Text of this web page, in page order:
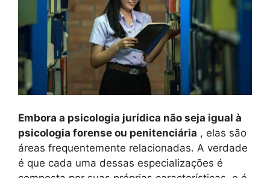
Embora a psicologia jurídica não seja igual à
psicologia forense ou penitenciária , elas são
áreas frequentemente relacionadas. A verdade
é que cada uma dessas especializações é